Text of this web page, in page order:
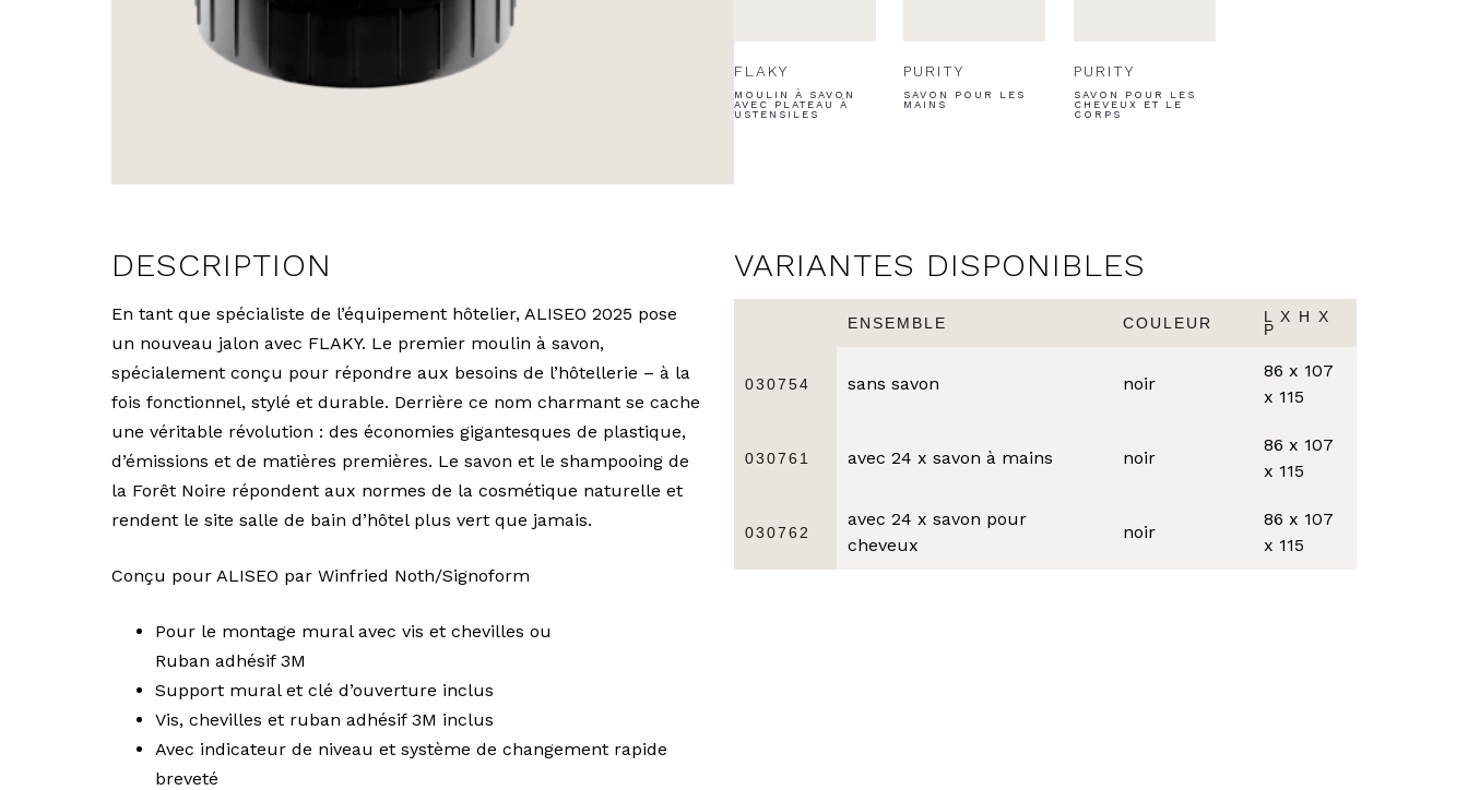
FLAKY
MOULIN À SAVON
AVEC PLATEAU À
USTENSILES
PURITY
SAVON POUR LES
MAINS
PURITY
SAVON POUR LES
CHEVEUX ET LE
CORPS
DESCRIPTION
En tant que spécialiste de l’équipement hôtelier, ALISEO 2025 pose
un nouveau jalon avec FLAKY. Le premier moulin à savon,
spécialement conçu pour répondre aux besoins de l’hôtellerie – à la
fois fonctionnel, stylé et durable. Derrière ce nom charmant se cache
une véritable révolution : des économies gigantesques de plastique,
d’émissions et de matières premières. Le savon et le shampooing de
la Forêt Noire répondent aux normes de la cosmétique naturelle et
rendent le site salle de bain d’hôtel plus vert que jamais.
Conçu pour ALISEO par Winfried Noth/Signoform
Pour le montage mural avec vis et chevilles ou
Ruban adhésif 3M
Support mural et clé d’ouverture inclus
Vis, chevilles et ruban adhésif 3M inclus
Avec indicateur de niveau et système de changement rapide
breveté
VARIANTES DISPONIBLES
ENSEMBLE COULEUR L X H X
P
030754 sans savon noir
86 x 107
x 115
030761 avec 24 x savon à mains noir
86 x 107
x 115
030762
avec 24 x savon pour
cheveux
noir
86 x 107
x 115